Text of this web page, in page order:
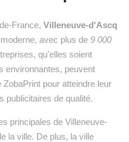
France, Villeneuve-d'Ascq
avec plus de 9 000
qu'elles soient
environnantes, peuvent
pour atteindre leur
publicitaires de qualité.
principales de Villeneuve-
la ville. De plus, la ville